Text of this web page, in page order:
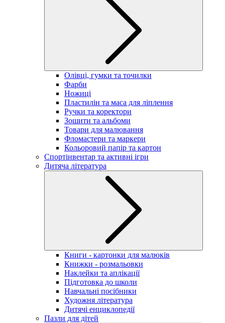
Олівці, гумки та точилки
Фарби
Ножиці
Пластилін та маса для ліплення
Ручки та коректори
Зошити та альбоми
Товари для малювання
Фломастери та маркери
Кольоровий папір та картон
Спортінвентар та активні ігри
Дитяча література
Книги - картонки для малюків
Книжки - розмальовки
Наклейки та аплікації
Підготовка до школи
Навчальні посібники
Художня література
Дитячі енциклопедії
Пазли для дітей